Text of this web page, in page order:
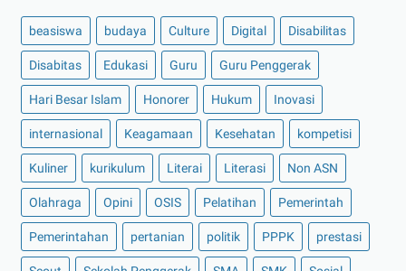
beasiswa budaya Culture Digital Disabilitas
Disabitas Edukasi Guru Guru Penggerak
Hari Besar Islam Honorer Hukum Inovasi
internasional Keagamaan Kesehatan kompetisi
Kuliner kurikulum Literai Literasi Non ASN
Olahraga Opini OSIS Pelatihan Pemerintah
Pemerintahan pertanian politik PPPK prestasi